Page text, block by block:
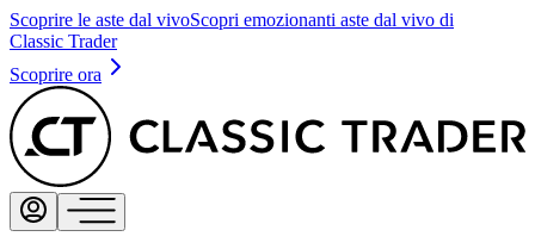
Scoprire le aste dal vivoScopri emozionanti aste dal vivo di
Classic Trader
Scoprire ora